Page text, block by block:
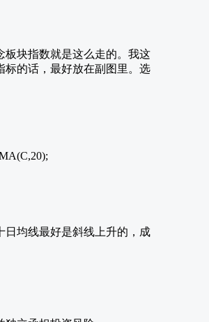
板块指数就是这么走的。我这
标的话，最好放在副图里。选
日均线最好是斜线上升的，成